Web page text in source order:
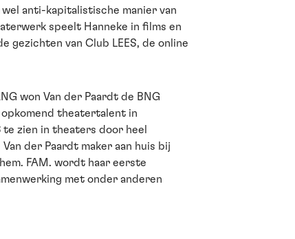
anti-kapitalistische manier van
speelt Hanneke in films en
gezichten van Club LEES, de online
won Van der Paardt de BNG
theatertalent in
te zien in theaters door heel
der Paardt maker aan huis bij
FAM. wordt haar eerste
met onder anderen